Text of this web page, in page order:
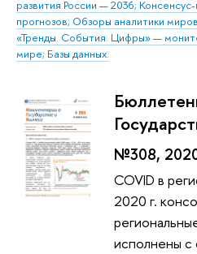
развития России — 2036;
прогнозов; Обзоры аналитики
«Тренды. События. Цифры» —
мире; Базы данных.
№308,
COVID в
2020 г.
исполнены